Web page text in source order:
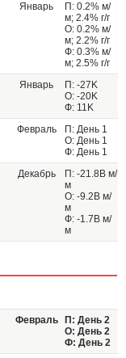
Январь
П: 0.2% м/
м; 2.4% г/г
О: 0.2% м/
м; 2.2% г/г
Ф: 0.3% м/
м; 2.5% г/г
Январь
П: -27K
О: -20K
Ф: 11K
Февраль
П: День 1
О: День 1
Ф: День 1
Декабрь
П: -21.8B м/
м
О: -9.2B м/
м
Ф: -1.7B м/
м
Февраль
П: День 2
О: День 2
Ф: День 2